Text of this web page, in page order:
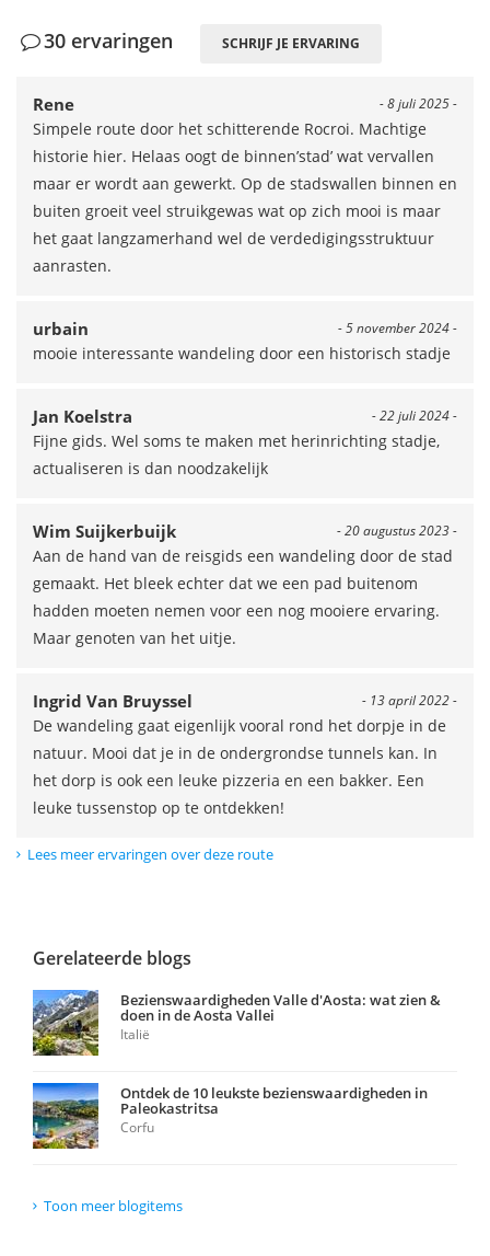
30 ervaringen SCHRIJF JE ERVARING
- 8 juli 2025 -
Rene
Simpele route door het schitterende Rocroi. Machtige
historie hier. Helaas oogt de binnen’stad’ wat vervallen
maar er wordt aan gewerkt. Op de stadswallen binnen en
buiten groeit veel struikgewas wat op zich mooi is maar
het gaat langzamerhand wel de verdedigingsstruktuur
aanrasten.
- 5 november 2024 -
urbain
mooie interessante wandeling door een historisch stadje
- 22 juli 2024 -
Jan Koelstra
Fijne gids. Wel soms te maken met herinrichting stadje,
actualiseren is dan noodzakelijk
- 20 augustus 2023 -
Wim Suijkerbuijk
Aan de hand van de reisgids een wandeling door de stad
gemaakt. Het bleek echter dat we een pad buitenom
hadden moeten nemen voor een nog mooiere ervaring.
Maar genoten van het uitje.
- 13 april 2022 -
Ingrid Van Bruyssel
De wandeling gaat eigenlijk vooral rond het dorpje in de
natuur. Mooi dat je in de ondergrondse tunnels kan. In
het dorp is ook een leuke pizzeria en een bakker. Een
leuke tussenstop op te ontdekken!
Lees meer ervaringen over deze route
Gerelateerde blogs
Bezienswaardigheden Valle d'Aosta: wat zien &
doen in de Aosta Vallei
Italië
Ontdek de 10 leukste bezienswaardigheden in
Paleokastritsa
Corfu
Toon meer blogitems